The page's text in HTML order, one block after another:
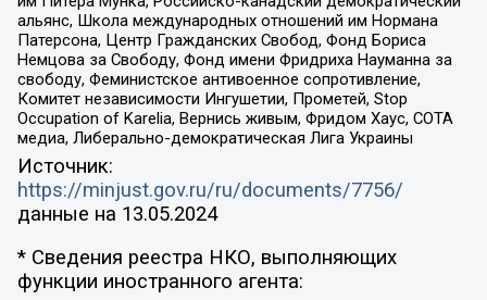
альянс, Школа международных отношений им Нормана
Патерсона, Центр Гражданских Свобод, Фонд Бориса
Немцова за Свободу, Фонд имени Фридриха Науманна за
свободу, Феминистское антивоенное сопротивление,
Комитет независимости Ингушетии, Прометей, Stop
Occupation of Karelia, Вернись живым, Фридом Хаус, СОТА
медиа, Либерально-демократическая Лига Украины
Источник:
https://minjust.gov.ru/ru/documents/7756/
данные на 13.05.2024
* Сведения реестра НКО, выполняющих
функции иностранного агента: